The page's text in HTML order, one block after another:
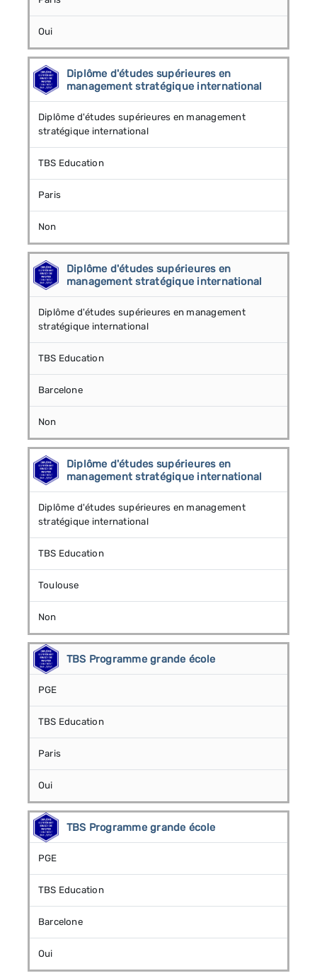
Oui
Diplôme d'études supérieures en
management stratégique international
Diplôme d'études supérieures en management
stratégique international
TBS Education
Paris
Non
Diplôme d'études supérieures en
management stratégique international
Diplôme d'études supérieures en management
stratégique international
TBS Education
Barcelone
Non
Diplôme d'études supérieures en
management stratégique international
Diplôme d'études supérieures en management
stratégique international
TBS Education
Toulouse
Non
TBS Programme grande école
PGE
TBS Education
Paris
Oui
TBS Programme grande école
PGE
TBS Education
Barcelone
Oui